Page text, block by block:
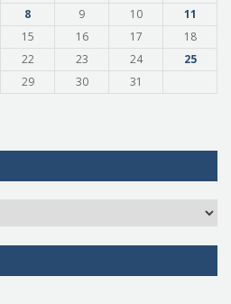
8 9 10
11
15 16 17
18
22 23 24
25
29 30 31